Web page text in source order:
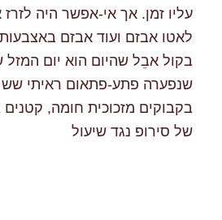
עליו זמן. אך אי-אפשר היה
לאטו אבזם ועוד אבזם
בקול אבֵל שהיום הוא יום המזל
שנפערה פתע-פתאום ראיתי
בקבוקים מזכוכית חומה,
של סירופ נגד שיעול